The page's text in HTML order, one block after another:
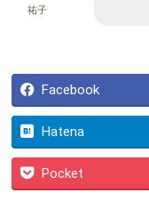
祐子
Facebook
Hatena
Pocket